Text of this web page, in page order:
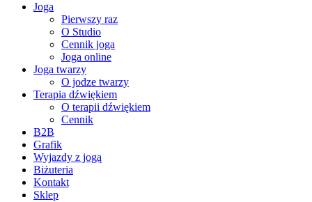
Joga
Pierwszy raz
O Studio
Cennik joga
Joga online
Joga twarzy
O jodze twarzy
Terapia dźwiękiem
O terapii dźwiękiem
Cennik
B2B
Grafik
Wyjazdy z jogą
Biżuteria
Kontakt
Sklep